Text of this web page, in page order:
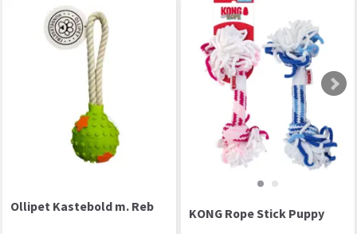
Ollipet Kastebold m. Reb KONG Rope Stick Puppy